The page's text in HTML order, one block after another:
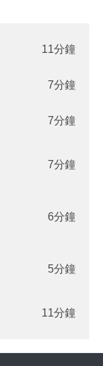
11分鐘
7分鐘
7分鐘
7分鐘
6分鐘
5分鐘
11分鐘